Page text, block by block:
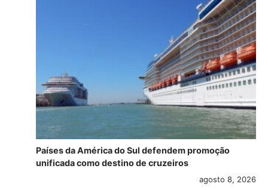
Países da América do Sul defendem promoção
unificada como destino de cruzeiros
agosto 8, 2026